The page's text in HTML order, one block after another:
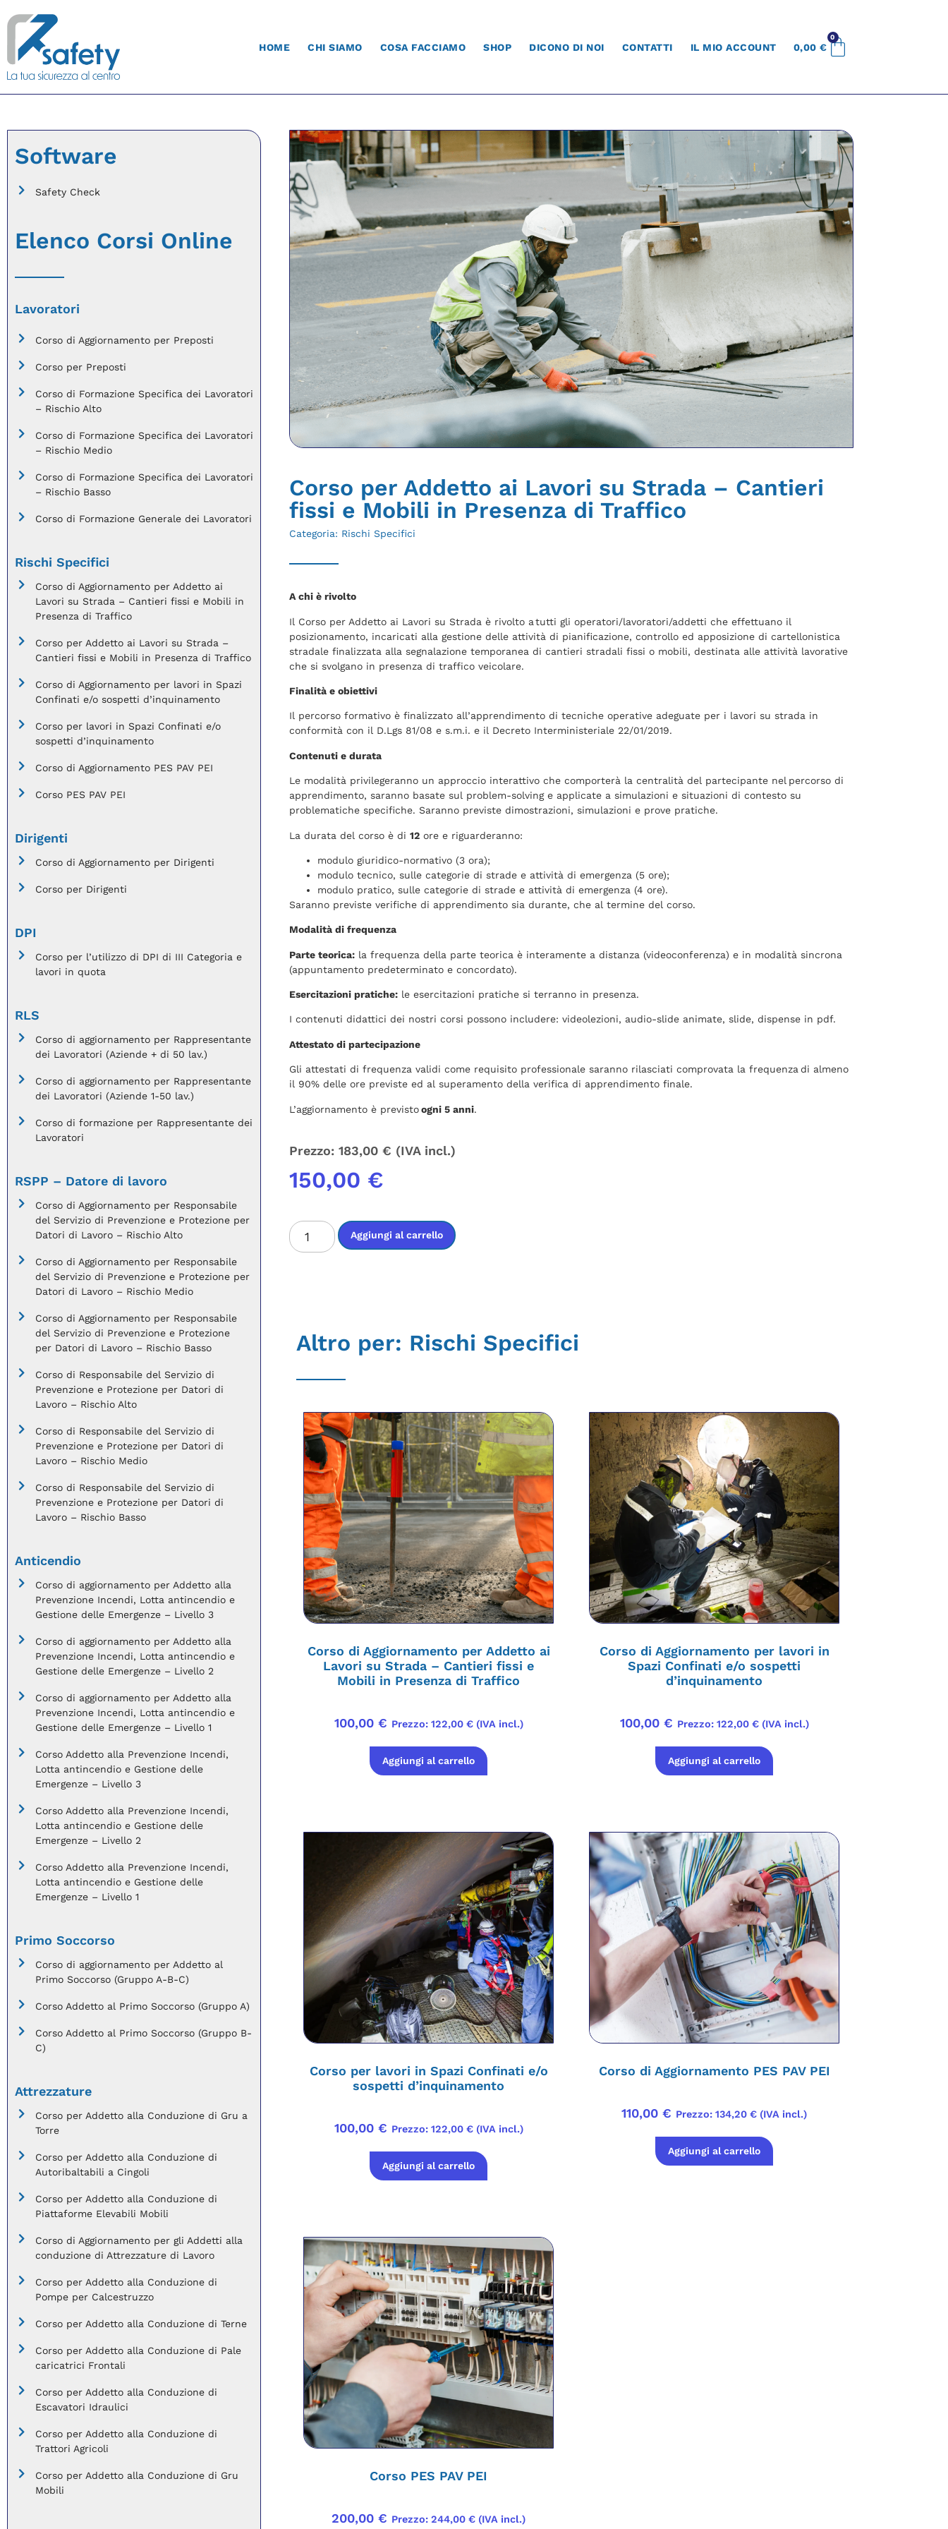
HOME CHI SIAMO COSA FACCIAMO SHOP DICONO DI NOI CONTATTI IL MIO ACCOUNT 0,00 €
0
Software
Safety Check
Elenco Corsi Online
Lavoratori
Corso di Aggiornamento per Preposti
Corso per Preposti
Corso di Formazione Specifica dei Lavoratori
– Rischio Alto
Corso di Formazione Specifica dei Lavoratori
– Rischio Medio
Corso di Formazione Specifica dei Lavoratori
– Rischio Basso
Corso di Formazione Generale dei Lavoratori
Rischi Specifici
Corso di Aggiornamento per Addetto ai
Lavori su Strada – Cantieri fissi e Mobili in
Presenza di Traffico
Corso per Addetto ai Lavori su Strada –
Cantieri fissi e Mobili in Presenza di Traffico
Corso di Aggiornamento per lavori in Spazi
Confinati e/o sospetti d’inquinamento
Corso per lavori in Spazi Confinati e/o
sospetti d’inquinamento
Corso di Aggiornamento PES PAV PEI
Corso PES PAV PEI
Dirigenti
Corso di Aggiornamento per Dirigenti
Corso per Dirigenti
DPI
Corso per l’utilizzo di DPI di III Categoria e
lavori in quota
RLS
Corso di aggiornamento per Rappresentante
dei Lavoratori (Aziende + di 50 lav.)
Corso di aggiornamento per Rappresentante
dei Lavoratori (Aziende 1-50 lav.)
Corso di formazione per Rappresentante dei
Lavoratori
RSPP – Datore di lavoro
Corso di Aggiornamento per Responsabile
del Servizio di Prevenzione e Protezione per
Datori di Lavoro – Rischio Alto
Corso di Aggiornamento per Responsabile
del Servizio di Prevenzione e Protezione per
Datori di Lavoro – Rischio Medio
Corso di Aggiornamento per Responsabile
del Servizio di Prevenzione e Protezione
per Datori di Lavoro – Rischio Basso
Corso di Responsabile del Servizio di
Prevenzione e Protezione per Datori di
Lavoro – Rischio Alto
Corso di Responsabile del Servizio di
Prevenzione e Protezione per Datori di
Lavoro – Rischio Medio
Corso di Responsabile del Servizio di
Prevenzione e Protezione per Datori di
Lavoro – Rischio Basso
Anticendio
Corso di aggiornamento per Addetto alla
Prevenzione Incendi, Lotta antincendio e
Gestione delle Emergenze – Livello 3
Corso di aggiornamento per Addetto alla
Prevenzione Incendi, Lotta antincendio e
Gestione delle Emergenze – Livello 2
Corso di aggiornamento per Addetto alla
Prevenzione Incendi, Lotta antincendio e
Gestione delle Emergenze – Livello 1
Corso Addetto alla Prevenzione Incendi,
Lotta antincendio e Gestione delle
Emergenze – Livello 3
Corso Addetto alla Prevenzione Incendi,
Lotta antincendio e Gestione delle
Emergenze – Livello 2
Corso Addetto alla Prevenzione Incendi,
Lotta antincendio e Gestione delle
Emergenze – Livello 1
Primo Soccorso
Corso di aggiornamento per Addetto al
Primo Soccorso (Gruppo A-B-C)
Corso Addetto al Primo Soccorso (Gruppo A)
Corso Addetto al Primo Soccorso (Gruppo B-
C)
Attrezzature
Corso per Addetto alla Conduzione di Gru a
Torre
Corso per Addetto alla Conduzione di
Autoribaltabili a Cingoli
Corso per Addetto alla Conduzione di
Piattaforme Elevabili Mobili
Corso di Aggiornamento per gli Addetti alla
conduzione di Attrezzature di Lavoro
Corso per Addetto alla Conduzione di
Pompe per Calcestruzzo
Corso per Addetto alla Conduzione di Terne
Corso per Addetto alla Conduzione di Pale
caricatrici Frontali
Corso per Addetto alla Conduzione di
Escavatori Idraulici
Corso per Addetto alla Conduzione di
Trattori Agricoli
Corso per Addetto alla Conduzione di Gru
Mobili
Corso per Addetto ai Lavori su Strada – Cantieri
fissi e Mobili in Presenza di Traffico
Categoria: Rischi Specifici
A chi è rivolto
Il Corso per Addetto ai Lavori su Strada è rivolto a tutti gli operatori/lavoratori/addetti che effettuano il
posizionamento, incaricati alla gestione delle attività di pianificazione, controllo ed apposizione di cartellonistica
stradale finalizzata alla segnalazione temporanea di cantieri stradali fissi o mobili, destinata alle attività lavorative
che si svolgano in presenza di traffico veicolare.
Finalità e obiettivi
Il percorso formativo è finalizzato all’apprendimento di tecniche operative adeguate per i lavori su strada in
conformità con il D.Lgs 81/08 e s.m.i. e il Decreto Interministeriale 22/01/2019.
Contenuti e durata
Le modalità privilegeranno un approccio interattivo che comporterà la centralità del partecipante nel percorso di
apprendimento, saranno basate sul problem-solving e applicate a simulazioni e situazioni di contesto su
problematiche specifiche. Saranno previste dimostrazioni, simulazioni e prove pratiche.
La durata del corso è di 12 ore e riguarderanno:
modulo giuridico-normativo (3 ora);
modulo tecnico, sulle categorie di strade e attività di emergenza (5 ore);
modulo pratico, sulle categorie di strade e attività di emergenza (4 ore).
Saranno previste verifiche di apprendimento sia durante, che al termine del corso.
Modalità di frequenza
Parte teorica: la frequenza della parte teorica è interamente a distanza (videoconferenza) e in modalità sincrona
(appuntamento predeterminato e concordato).
Esercitazioni pratiche: le esercitazioni pratiche si terranno in presenza.
I contenuti didattici dei nostri corsi possono includere: videolezioni, audio-slide animate, slide, dispense in pdf.
Attestato di partecipazione
Gli attestati di frequenza validi come requisito professionale saranno rilasciati comprovata la frequenza di almeno
il 90% delle ore previste ed al superamento della verifica di apprendimento finale.
L’aggiornamento è previstoogni 5 anni.
150,00 €
Prezzo: 183,00 € (IVA incl.)
Aggiungi al carrello
Altro per: Rischi Specifici
Corso di Aggiornamento per Addetto ai
Lavori su Strada – Cantieri fissi e
Mobili in Presenza di Traffico
100,00 € Prezzo: 122,00 €(IVA incl.)
Aggiungi al carrello
Corso di Aggiornamento per lavori in
Spazi Confinati e/o sospetti
d’inquinamento
100,00 € Prezzo: 122,00 €(IVA incl.)
Aggiungi al carrello
Corso per lavori in Spazi Confinati e/o
sospetti d’inquinamento
100,00 € Prezzo: 122,00 €(IVA incl.)
Aggiungi al carrello
Corso di Aggiornamento PES PAV PEI
110,00 € Prezzo: 134,20 € (IVA incl.)
Aggiungi al carrello
Corso PES PAV PEI
200,00 € Prezzo: 244,00 € (IVA incl.)